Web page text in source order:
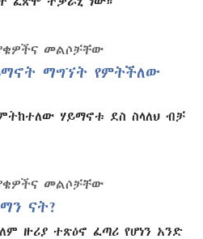
መልሶቻቸው
ማግኘት የምትችለው
ሃይማኖቱ ደስ ስላለህ ብቻ
መልሶቻቸው
ናት?
ዙሪያ ተጽዕኖ ፈጣሪ የሆነን አንድ